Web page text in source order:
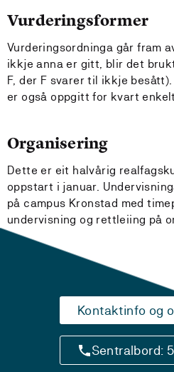
Vurderingsformer
Vurderingsordninga går fram
ikkje anna er gitt, blir det
F, der F svarer til ikkje
er også oppgitt for kvart
Organisering
Dette er eit halvårig
oppstart i januar.
på campus Kronstad med
undervisning og rettleiing på
Kontaktinfo og
Sentralbord: